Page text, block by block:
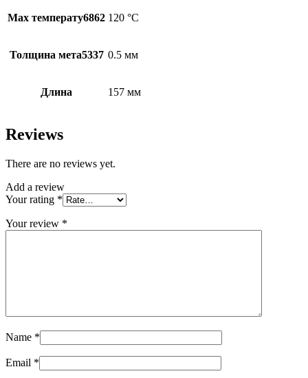
Max температу6862 120 °С
Толщина мета5337 0.5 мм
Длина 157 мм
Reviews
There are no reviews yet.
Add a review
Your rating *
Your review *
Name *
Email *